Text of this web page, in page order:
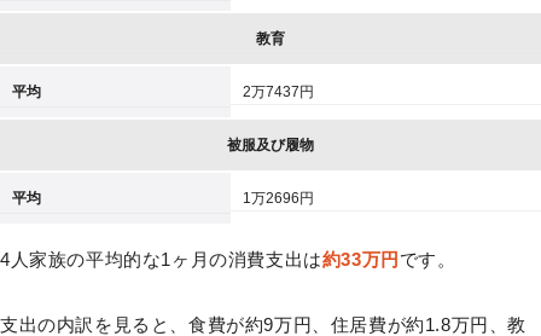
教育
平均 2万7437円
被服及び履物
平均 1万2696円
4人家族の平均的な1ヶ月の消費支出は約33万円 です。
支出の内訳を見ると、食費が約9万円、住居費が約1.8万円、教